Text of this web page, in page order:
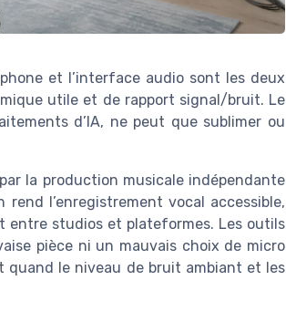
et l’interface audio sont les deux
utile et de rapport signal/bruit. Le
d’IA, ne peut que sublimer ou
la production musicale indépendante
l’enregistrement vocal accessible,
entre studios et plateformes. Les outils
pièce ni un mauvais choix de micro
quand le niveau de bruit ambiant et les